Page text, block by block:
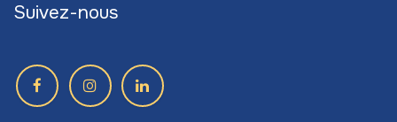
Suivez-nous